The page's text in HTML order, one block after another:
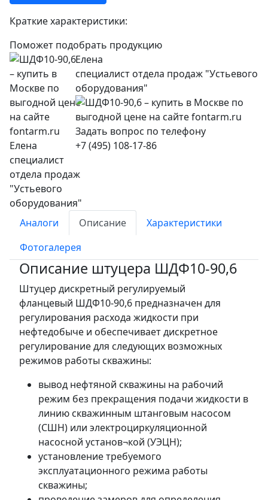
Краткие характеристики:
Поможет подобрать продукцию
Елена
специалист отдела продаж "Устьевого
оборудования"
+7 (495) 108-17-86
Аналоги Описание
Характеристики
Фотогалерея
Описание штуцера ШДФ10-90,6
Штуцер дискретный регулируемый
фланцевый ШДФ10-90,6 предназначен для
регулирования расхода жидкости при
нефтедобыче и обеспечивает дискретное
регулирование для следующих возможных
режимов работы скважины:
вывод нефтяной скважины на рабочий
режим без прекращения подачи жидкости в
линию скважинным штанговым насосом
(СШН) или электроциркуляционной
насосной установ¬кой (УЭЦН);
установление требуемого
эксплуатационного режима работы
скважины;